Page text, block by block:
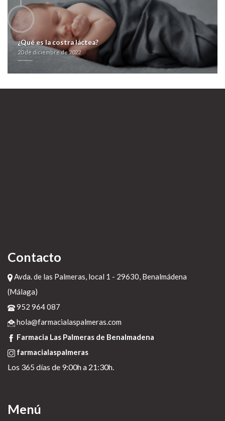
precio valtrex tridiavir canadafarmacialaspalmeras.com
Enlace aquí
zithromax aratro zitromax soft en españa
farmacialaspalmeras.comRobaxin
precio chile
20 de diciembre de 2022
¿Qué es la costra láctea?
20 de diciembre de 2022
Contacto
Avda. de las Palmeras, local 1 - 29630, Benalmádena
(Málaga)
952 964 087
hola@farmacialaspalmeras.com
Farmacia Las Palmeras de Benalmadena
farmacialaspalmeras
Los 365 días de 9:00h a 21:30h.
Menú